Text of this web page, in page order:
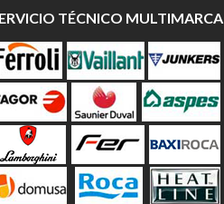
TÉCNICO MULTIMARCA